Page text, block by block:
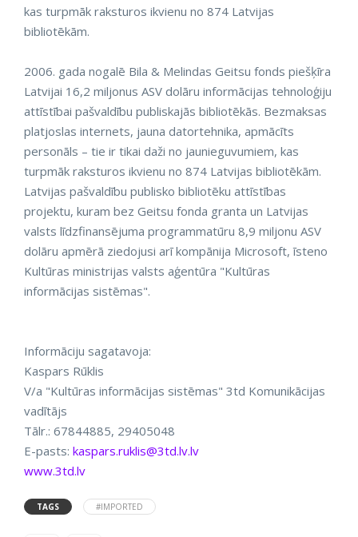
kas turpmāk raksturos ikvienu no 874 Latvijas
bibliotēkām.
2006. gada nogalē Bila & Melindas Geitsu fonds piešķīra
Latvijai 16,2 miljonus ASV dolāru informācijas tehnoloģiju
attīstībai pašvaldību publiskajās bibliotēkās. Bezmaksas
platjoslas internets, jauna datortehnika, apmācīts
personāls – tie ir tikai daži no jaunieguvumiem, kas
turpmāk raksturos ikvienu no 874 Latvijas bibliotēkām.
Latvijas pašvaldību publisko bibliotēku attīstības
projektu, kuram bez Geitsu fonda granta un Latvijas
valsts līdzfinansējuma programmatūru 8,9 miljonu ASV
dolāru apmērā ziedojusi arī kompānija Microsoft, īsteno
Kultūras ministrijas valsts aģentūra "Kultūras
informācijas sistēmas".
Informāciju sagatavoja:
Kaspars Rūklis
V/a "Kultūras informācijas sistēmas" 3td Komunikācijas
vadītājs
Tālr.: 67844885, 29405048
E-pasts: kaspars.ruklis@3td.lv.lv
www.3td.lv
TAGS #IMPORTED